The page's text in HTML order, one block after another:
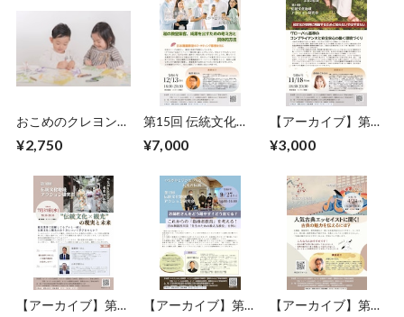
おこめのクレヨン日
¥2,750
第15回 伝統文化ア
ミナー＋懇親会）
¥7,000
【アーカイブ】第
ション研究会
¥3,000
【アーカイブ】第
【アーカイブ】第
【アーカイブ】第